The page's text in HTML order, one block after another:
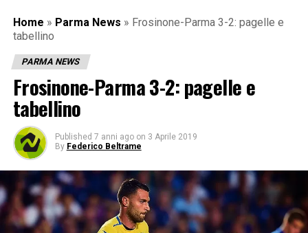
Home » Parma News » Frosinone-Parma 3-2: pagelle e
tabellino
PARMA NEWS
Frosinone-Parma 3-2: pagelle e
tabellino
Published 7 anni ago on 3 Aprile 2019
By Federico Beltrame